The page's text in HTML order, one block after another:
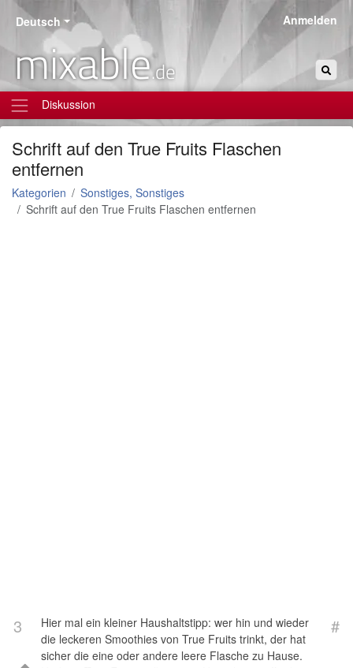
Deutsch
mixable.de
Anmelden
Diskussion
Schrift auf den True Fruits Flaschen
entfernen
Kategorien
Sonstiges, Sonstiges
Schrift auf den True Fruits Flaschen entfernen
3
Hier mal ein kleiner Haushaltstipp: wer hin und wieder
die leckeren Smoothies von True Fruits trinkt, der hat
sicher die eine oder andere leere Flasche zu Hause.
#